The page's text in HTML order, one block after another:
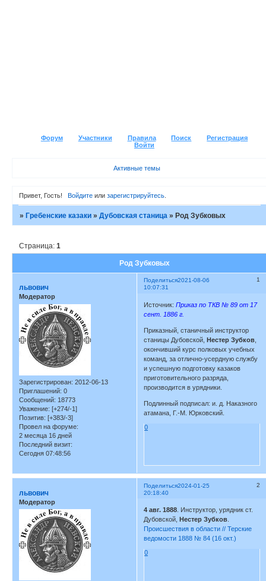
Форум Участники Правила Поиск
Регистрация
Войти
Активные темы
Привет, Гость! Войдитеили зарегистрируйтесь.
»Гребенские казаки »Дубовская станица »Род Зубковых
Род Зубковых
Страница:1
Поделиться 1
2021-08-06
10:07:31
львович
Модератор
Зарегистрирован: 2012-06-13
Приглашений: 0
Сообщений: 18773
Уважение: [+274/-1]
Позитив: [+383/-3]
Провел на форуме:
2 месяца 16 дней
Последний визит:
Сегодня 07:48:56
Источник:Приказ по ТКВ № 89 от 17
сент. 1886 г.
Приказный, станичный инструктор
станицы Дубовской,Нестер Зубков
окончивший курс полковых учебных
команд, за отлично-усердную службу
и успешную подготовку казаков
приготовительного разряда,
производится в урядники.
Подлинный подписал: и. д. Наказного
атамана, Г.-М. Юрковский.
0
Поделиться 2
2024-01-25
20:18:40
львович
Модератор
4 авг. 1888 . Инструктор, урядник ст.
Дубовской,
Нестер Зубков
Происшествия в области // Терские
ведомости 1888 № 84 (16 окт.)
0